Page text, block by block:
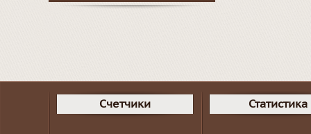
Счетчики Статистика